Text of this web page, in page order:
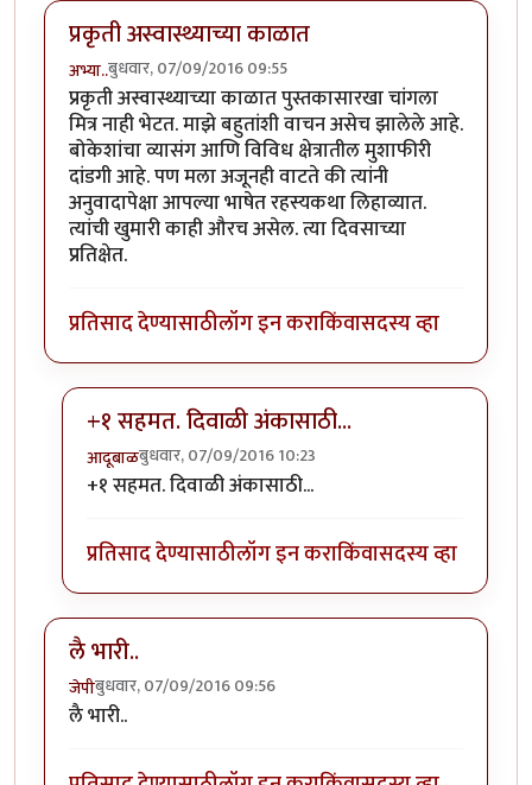
प्रकृती अस्वास्थ्याच्या काळात
अभ्या..बुधवार, 07/09/2016 09:55
प्रकृती अस्वास्थ्याच्या काळात पुस्तकासारखा चांगला
मित्र नाही भेटत. माझे बहुतांशी वाचन असेच झालेले आहे.
बोकेशांचा व्यासंग आणि विविध क्षेत्रातील मुशाफीरी
दांडगी आहे. पण मला अजूनही वाटते की त्यांनी
अनुवादापेक्षा आपल्या भाषेत रहस्यकथा लिहाव्यात.
त्यांची खुमारी काही औरच असेल. त्या दिवसाच्या
प्रतिक्षेत.
प्रतिसाद देण्यासाठीलॉग इन कराकिंवासदस्य व्हा
+१ सहमत. दिवाळी अंकासाठी...
आदूबाळबुधवार, 07/09/2016 10:23
In reply toप्रकृती अस्वास्थ्याच्या काळात
+१ सहमत. दिवाळी अंकासाठी...
प्रतिसाद देण्यासाठीलॉग इन कराकिंवासदस्य व्हा
लै भारी..
जेपीबुधवार, 07/09/2016 09:56
लै भारी..